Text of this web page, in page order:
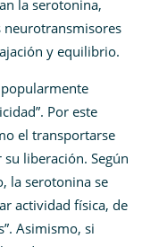
la serotonina,
neurotransmisores
y equilibrio.
Por este
el transportarse
liberación. Según
la serotonina se
actividad física, de
Asimismo, si